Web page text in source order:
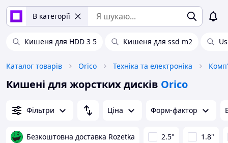
В категорії
Кишеня для HDD 3 5 Кишеня для ssd m2
Каталог товарів Orico Техніка та електроніка
Кишені для жорстких дисків Orico
Фільтри Ціна Форм-фактор
Безкоштовна доставка Rozetka 2.5" 1.8"